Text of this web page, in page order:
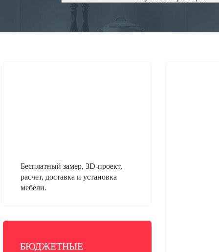
Бесплатный замер, 3D-проект,
расчет, доставка и установка
мебели.
БЮДЖЕТНЫЕ